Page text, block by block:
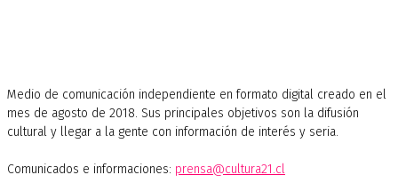
Medio de comunicación independiente en formato digital creado en el
mes de agosto de 2018. Sus principales objetivos son la difusión
cultural y llegar a la gente con información de interés y seria.
Comunicados e informaciones: prensa@cultura21.cl